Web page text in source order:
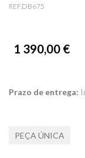
REF.DB675
1 390,00 €
Prazo de entrega:
PEÇA ÚNICA